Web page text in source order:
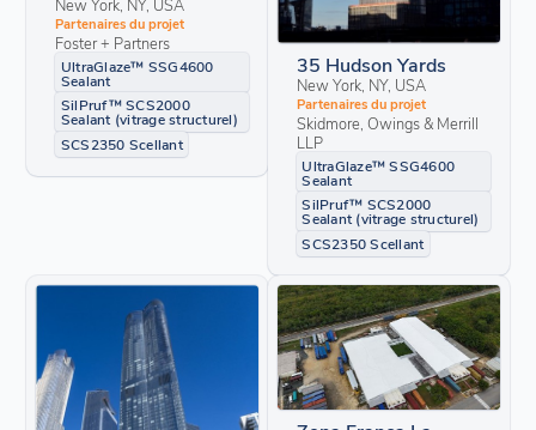
New York, NY, USA
Partenaires du projet
Foster + Partners
UltraGlaze™ SSG4600
Sealant
SilPruf™ SCS2000
Sealant (vitrage structurel)
SCS2350 Scellant
35 Hudson Yards
New York, NY, USA
Partenaires du projet
Skidmore, Owings & Merrill
LLP
UltraGlaze™ SSG4600
Sealant
SilPruf™ SCS2000
Sealant (vitrage structurel)
SCS2350 Scellant